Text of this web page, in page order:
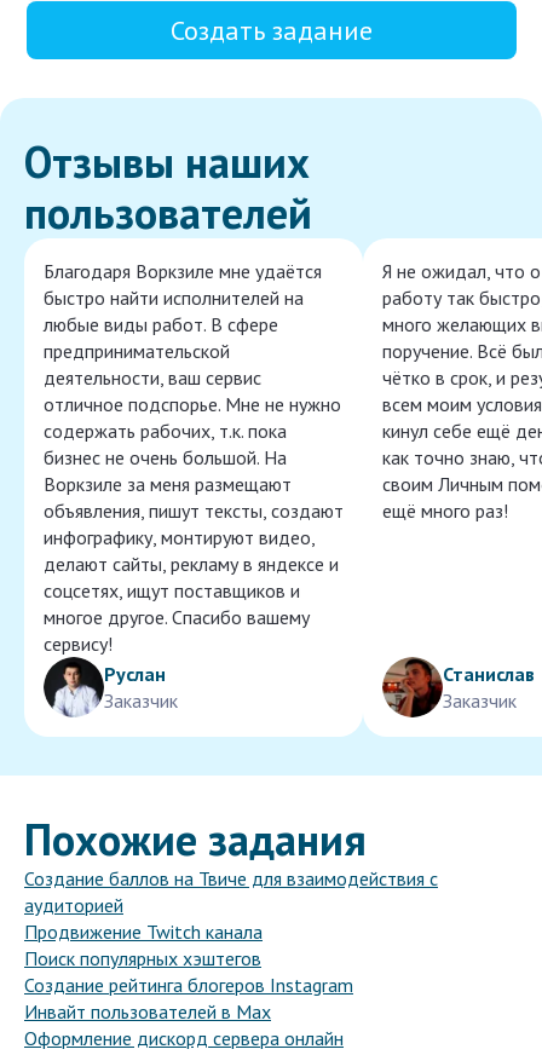
Создать задание
Отзывы наших
пользователей
Благодаря Воркзиле мне удаётся
быстро найти исполнителей на
любые виды работ. В сфере
предпринимательской
деятельности, ваш сервис
отличное подспорье. Мне не нужно
содержать рабочих, т.к. пока
бизнес не очень большой. На
Воркзиле за меня размещают
объявления, пишут тексты, создают
инфографику, монтируют видео,
делают сайты, рекламу в яндексе и
соцсетях, ищут поставщиков и
многое другое. Спасибо вашему
сервису!
Руслан
Заказчик
Я не ожидал, что
работу так
много желающих
поручение. Всё
чётко в срок, и
всем моим
кинул себе ещё
как точно знаю,
своим Личным
ещё много раз!
Станислав
Заказчик
Похожие задания
Создание баллов на Твиче для взаимодействия с
аудиторией
Продвижение Twitch канала
Поиск популярных хэштегов
Создание рейтинга блогеров Instagram
Инвайт пользователей в Max
Оформление дискорд сервера онлайн